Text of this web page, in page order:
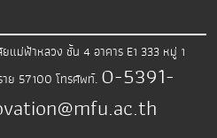
แม่ฟ้าหลวง ชั้น 4 อาคาร E1 333 หมู่ 1
าย 57100 โทรศัพท์. 0-5391-